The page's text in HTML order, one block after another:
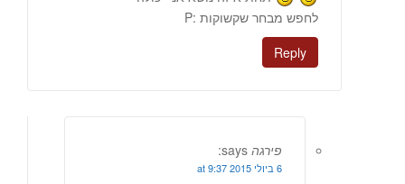
לחפש מבחר שקשוקות :P
Reply
פירגה says:
6 ביולי 2015 at 9:37